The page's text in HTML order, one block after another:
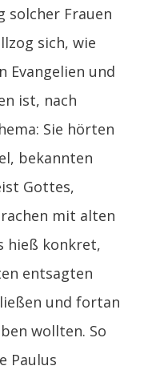
solcher Frauen
sich, wie
Evangelien und
ist, nach
Sie hörten
bekannten
Gottes,
mit alten
hieß konkret,
entsagten
und fortan
wollten. So
Paulus